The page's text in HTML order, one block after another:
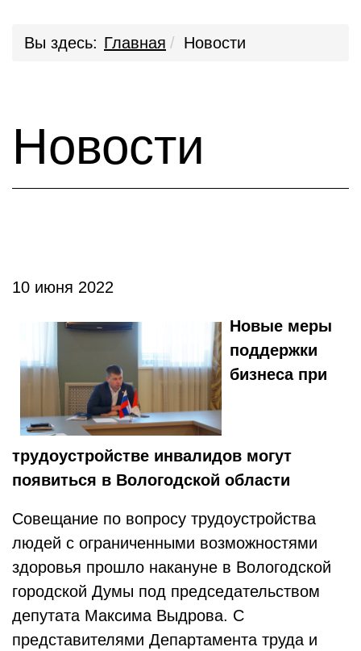
Вы здесь: Главная Новости
Новости
10 июня 2022
Новые меры
поддержки
бизнеса при
трудоустройстве инвалидов могут
появиться в Вологодской области
Совещание по вопросу трудоустройства
людей с ограниченными возможностями
здоровья прошло накануне в Вологодской
городской Думы под председательством
депутата Максима Выдрова. С
представителями Департамента труда и